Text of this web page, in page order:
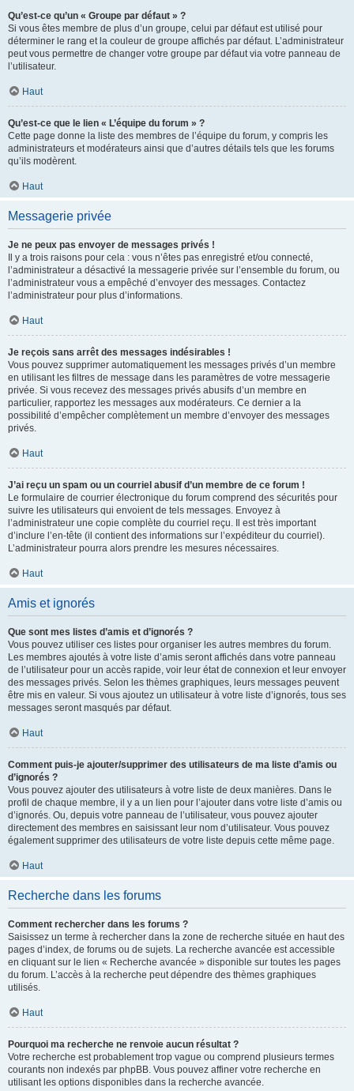
Qu’est-ce qu’un « Groupe par défaut » ?
Si vous êtes membre de plus d’un groupe, celui par défaut est utilisé pour
déterminer le rang et la couleur de groupe affichés par défaut. L’administrateur
peut vous permettre de changer votre groupe par défaut via votre panneau de
l’utilisateur.
Haut
Qu’est-ce que le lien « L’équipe du forum » ?
Cette page donne la liste des membres de l’équipe du forum, y compris les
administrateurs et modérateurs ainsi que d’autres détails tels que les forums
qu’ils modèrent.
Haut
Messagerie privée
Je ne peux pas envoyer de messages privés !
Il y a trois raisons pour cela : vous n’êtes pas enregistré et/ou connecté,
l’administrateur a désactivé la messagerie privée sur l’ensemble du forum, ou
l’administrateur vous a empêché d’envoyer des messages. Contactez
l’administrateur pour plus d’informations.
Haut
Je reçois sans arrêt des messages indésirables !
Vous pouvez supprimer automatiquement les messages privés d’un membre
en utilisant les filtres de message dans les paramètres de votre messagerie
privée. Si vous recevez des messages privés abusifs d’un membre en
particulier, rapportez les messages aux modérateurs. Ce dernier a la
possibilité d’empêcher complètement un membre d’envoyer des messages
privés.
Haut
J’ai reçu un spam ou un courriel abusif d’un membre de ce forum !
Le formulaire de courrier électronique du forum comprend des sécurités pour
suivre les utilisateurs qui envoient de tels messages. Envoyez à
l’administrateur une copie complète du courriel reçu. Il est très important
d’inclure l’en-tête (il contient des informations sur l’expéditeur du courriel).
L’administrateur pourra alors prendre les mesures nécessaires.
Haut
Amis et ignorés
Que sont mes listes d’amis et d’ignorés ?
Vous pouvez utiliser ces listes pour organiser les autres membres du forum.
Les membres ajoutés à votre liste d’amis seront affichés dans votre panneau
de l’utilisateur pour un accès rapide, voir leur état de connexion et leur envoyer
des messages privés. Selon les thèmes graphiques, leurs messages peuvent
être mis en valeur. Si vous ajoutez un utilisateur à votre liste d’ignorés, tous ses
messages seront masqués par défaut.
Haut
Comment puis-je ajouter/supprimer des utilisateurs de ma liste d’amis ou
d’ignorés ?
Vous pouvez ajouter des utilisateurs à votre liste de deux manières. Dans le
profil de chaque membre, il y a un lien pour l’ajouter dans votre liste d’amis ou
d’ignorés. Ou, depuis votre panneau de l’utilisateur, vous pouvez ajouter
directement des membres en saisissant leur nom d’utilisateur. Vous pouvez
également supprimer des utilisateurs de votre liste depuis cette même page.
Haut
Recherche dans les forums
Comment rechercher dans les forums ?
Saisissez un terme à rechercher dans la zone de recherche située en haut des
pages d’index, de forums ou de sujets. La recherche avancée est accessible
en cliquant sur le lien « Recherche avancée » disponible sur toutes les pages
du forum. L’accès à la recherche peut dépendre des thèmes graphiques
utilisés.
Haut
Pourquoi ma recherche ne renvoie aucun résultat ?
Votre recherche est probablement trop vague ou comprend plusieurs termes
courants non indexés par phpBB. Vous pouvez affiner votre recherche en
utilisant les options disponibles dans la recherche avancée.